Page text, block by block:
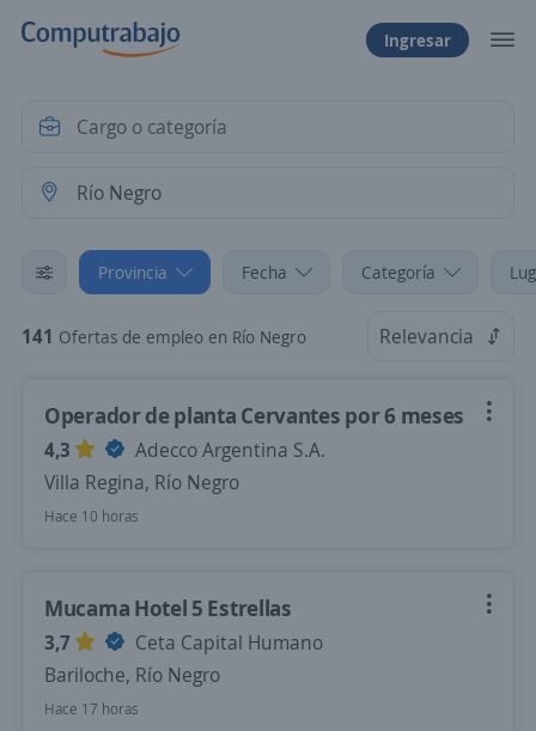
Ingresar
Provincia Fecha Categoría
141 Ofertas de empleo en Río Negro Relevancia
Operador de planta Cervantes por 6 meses
4,3
Adecco Argentina S.A.
Villa Regina, Río Negro
Hace 10 horas
Mucama Hotel 5 Estrellas
3,7
Ceta Capital Humano
Bariloche, Río Negro
Hace 17 horas